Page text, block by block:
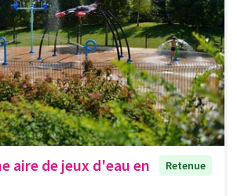
aire de jeux d'eau en
Retenue